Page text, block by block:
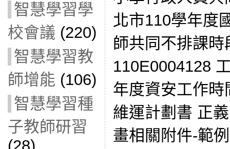
智慧學習學
校會議 (220)
智慧學習教
師增能 (106)
智慧學習種
子教師研習
北市110學年度
師共同不排課
110E0004128
年度資安工作
維運計劃書 正
畫相關附件-範